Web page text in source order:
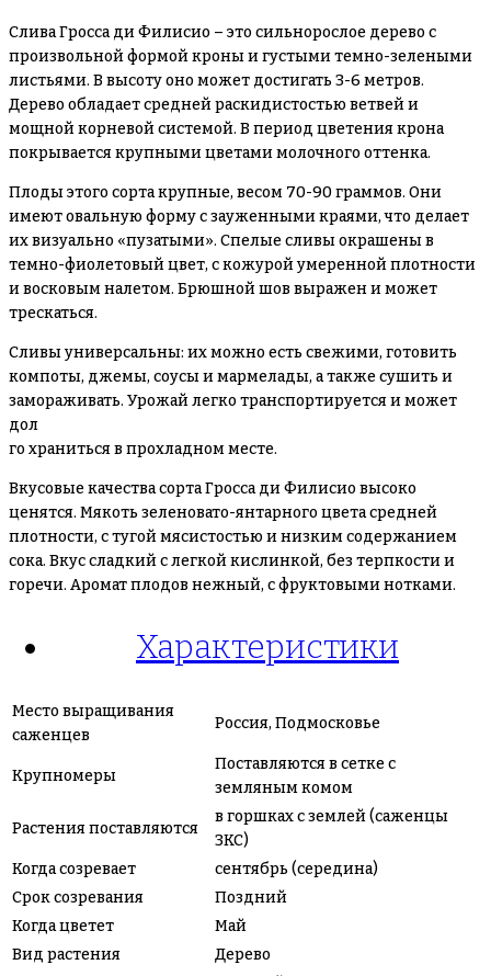
Слива Гросса ди Филисио – это сильнорослое дерево с
произвольной формой кроны и густыми темно-зелеными
листьями. В высоту оно может достигать 3-6 метров.
Дерево обладает средней раскидистостью ветвей и
мощной корневой системой. В период цветения крона
покрывается крупными цветами молочного оттенка.
Плоды этого сорта крупные, весом 70-90 граммов. Они
имеют овальную форму с зауженными краями, что делает
их визуально «пузатыми». Спелые сливы окрашены в
темно-фиолетовый цвет, с кожурой умеренной плотности
и восковым налетом. Брюшной шов выражен и может
трескаться.
Сливы универсальны: их можно есть свежими, готовить
компоты, джемы, соусы и мармелады, а также сушить и
замораживать. Урожай легко транспортируется и может
дол
го храниться в прохладном месте.
Вкусовые качества сорта Гросса ди Филисио высоко
ценятся. Мякоть зеленовато-янтарного цвета средней
плотности, с тугой мясистостью и низким содержанием
сока. Вкус сладкий с легкой кислинкой, без терпкости и
горечи. Аромат плодов нежный, с фруктовыми нотками.
Характеристики
Место выращивания
саженцев
Россия, Подмосковье
Крупномеры
Поставляются в сетке с
земляным комом
Растения поставляются
в горшках с землей (саженцы
ЗКС)
Когда созревает
сентябрь (середина)
Срок созревания
Поздний
Когда цветет
Май
Вид растения
Дерево